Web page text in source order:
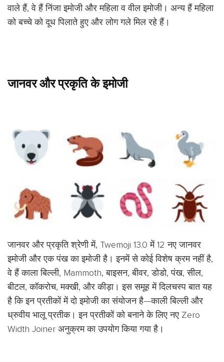
वाले हैं, वे हैं निंजा इमोजी और महिला व वील इमोजी। अन्य हैं महिला
को बच्चे को दूध पिलाते हुए और लोग गले मिल रहे हैं।
जानवर और प्रकृति के इमोजी
जानवर और प्रकृति श्रेणी में, Twemoji 13.0 में 12 नए जानवर
इमोजी और एक पंख का इमोजी है। इनमें से कोई विशेष क्रम नहीं है,
वे हैं काला बिल्ली, Mammoth, बाइसन, बीवर, डोडो, पंख, सील,
बीटल, कॉकरोच, मक्खी, और कीड़ा। इस समूह में दिलचस्प बात यह
है कि इन प्रतीकों में दो इमोजी का संयोजन है—काली बिल्ली और
ध्रुवीय भालू प्रतीक। इन प्रतीकों को बनाने के लिए नए Zero
Width Joiner अनुक्रम का उपयोग किया गया है।